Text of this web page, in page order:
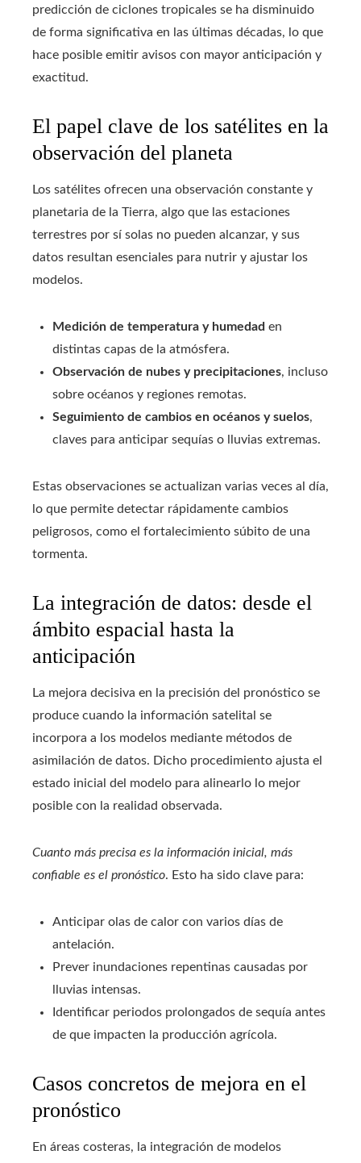
predicción de ciclones tropicales se ha disminuido
de forma significativa en las últimas décadas, lo que
hace posible emitir avisos con mayor anticipación y
exactitud.
El papel clave de los satélites en la
observación del planeta
Los satélites ofrecen una observación constante y
planetaria de la Tierra, algo que las estaciones
terrestres por sí solas no pueden alcanzar, y sus
datos resultan esenciales para nutrir y ajustar los
modelos.
Medición de temperatura y humedad en
distintas capas de la atmósfera.
Observación de nubes y precipitaciones, incluso
sobre océanos y regiones remotas.
Seguimiento de cambios en océanos y suelos,
claves para anticipar sequías o lluvias extremas.
Estas observaciones se actualizan varias veces al día,
lo que permite detectar rápidamente cambios
peligrosos, como el fortalecimiento súbito de una
tormenta.
La integración de datos: desde el
ámbito espacial hasta la
anticipación
La mejora decisiva en la precisión del pronóstico se
produce cuando la información satelital se
incorpora a los modelos mediante métodos de
asimilación de datos. Dicho procedimiento ajusta el
estado inicial del modelo para alinearlo lo mejor
posible con la realidad observada.
Cuanto más precisa es la información inicial, más
confiable es el pronóstico. Esto ha sido clave para:
Anticipar olas de calor con varios días de
antelación.
Prever inundaciones repentinas causadas por
lluvias intensas.
Identificar periodos prolongados de sequía antes
de que impacten la producción agrícola.
Casos concretos de mejora en el
pronóstico
En áreas costeras, la integración de modelos